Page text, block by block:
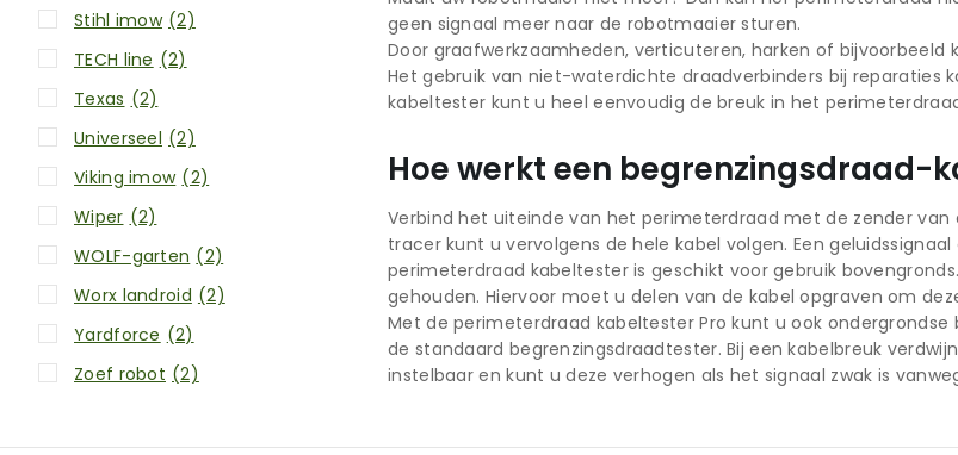
geen signaal meer naar de robotmaaier sturen.
Door graafwerkzaamheden, verticuteren, harken of
Het gebruik van niet-waterdichte draadverbinders bij
kabeltester kunt u heel eenvoudig de breuk in het
Hoe werkt een begrenzingsdraad-
Verbind het uiteinde van het perimeterdraad met de zender
tracer kunt u vervolgens de hele kabel volgen. Een
perimeterdraad kabeltester is geschikt voor gebruik
gehouden. Hiervoor moet u delen van de kabel opgraven om
Met de perimeterdraad kabeltester Pro kunt u ook
de standaard begrenzingsdraadtester. Bij een kabelbreuk
instelbaar en kunt u deze verhogen als het signaal zwak is
Stihl imow (2)
TECH line (2)
Texas (2)
Universeel (2)
Viking imow (2)
Wiper (2)
WOLF-garten (2)
Worx landroid (2)
Yardforce (2)
Zoef robot (2)